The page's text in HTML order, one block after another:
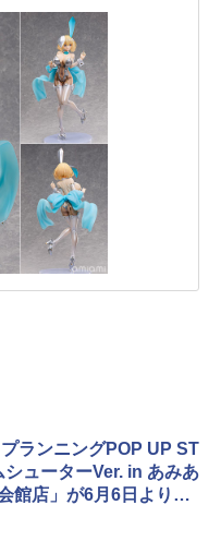
プランニングPOP UP ST
ューターVer. in あみあ
館店」が6月6日より開